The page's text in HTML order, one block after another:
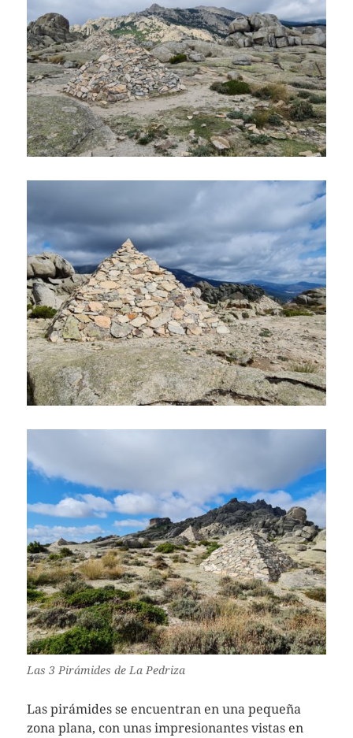
Las 3 Pirámides de La Pedriza
Las pirámides se encuentran en una pequeña
zona plana, con unas impresionantes vistas en